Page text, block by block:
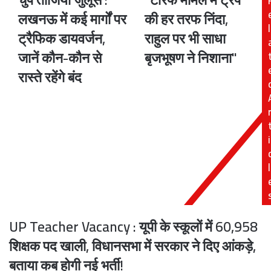
ताजिया
जुलूस
:
लखनऊ
में
कई
मार्गों
लखनऊ में कई मार्गों पर
ट्रैफिक डायवर्जन,
जानें कौन-कौन से
रास्ते रहेंगे बंद
में
ट्रंप
की
हर
की हर तरफ निंदा,
राहुल पर भी साधा
बृजभूषण ने निशाना"
l
r
i
l
UP Teacher Vacancy : यूपी के स्कूलों में 60,958
शिक्षक पद खाली, विधानसभा में सरकार ने दिए आंकड़े,
बताया कब होगी नई भर्ती!